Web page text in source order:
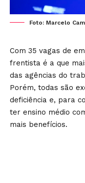
Foto: Marcelo
Com 35 vagas de
frentista é a que
das agências do
Porém, todas são
deficiência e, para
ter ensino médio
mais benefícios.